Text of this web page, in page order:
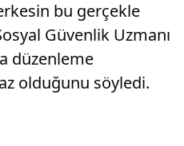
bu gerçekle
Güvenlik Uzmanı
düzenleme
olduğunu söyledi.